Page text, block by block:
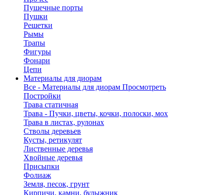
Пушечные порты
Пушки
Решетки
Рымы
Трапы
Фигуры
Фонари
Цепи
Материалы для диорам
Все - Материалы для диорам Просмотреть
Постройки
Трава статичная
Трава - Пучки, цветы, кочки, полоски, мох
Трава в листах, рулонах
Стволы деревьев
Кусты, ретикулят
Лиственные деревья
Хвойные деревья
Присыпки
Фолиаж
Земля, песок, грунт
Кирпичи, камни, булыжник